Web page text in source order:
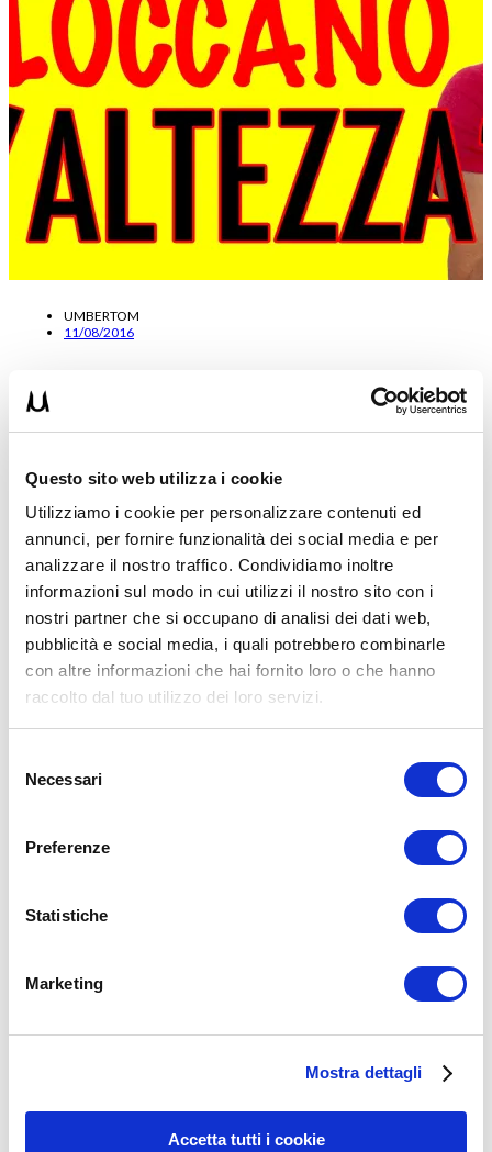
Questo sito web utilizza i cookie
Utilizziamo i cookie per personalizzare contenuti ed
annunci, per fornire funzionalità dei social media e per
analizzare il nostro traffico. Condividiamo inoltre
informazioni sul modo in cui utilizzi il nostro sito con i
nostri partner che si occupano di analisi dei dati web,
pubblicità e social media, i quali potrebbero combinarle
con altre informazioni che hai fornito loro o che hanno
raccolto dal tuo utilizzo dei loro servizi.
delNecessari
Preferenze
Statistiche
Marketing
Mostra dettagli
Accetta tutti i cookie
UMBERTOM
11/08/2016
La Palestra e i Pesi bloccano la crescita? Leggenda
metropolitano o no
questa domanda!!!”…La risposta è assolutamente NO.
Leggi tutto